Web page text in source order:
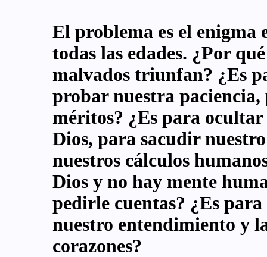
El problema es el enigma
todas las edades. ¿Por
malvados triunfan? ¿Es
probar nuestra
méritos? ¿Es para
Dios, para sacudir
nuestros cálculos
Dios y no hay mente
pedirle cuentas? ¿Es
nuestro entendimiento y
corazones?